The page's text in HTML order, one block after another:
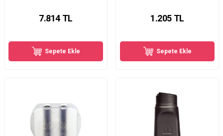
7.814 TL
Sepete Ekle
1.205 TL
Sepete Ekle